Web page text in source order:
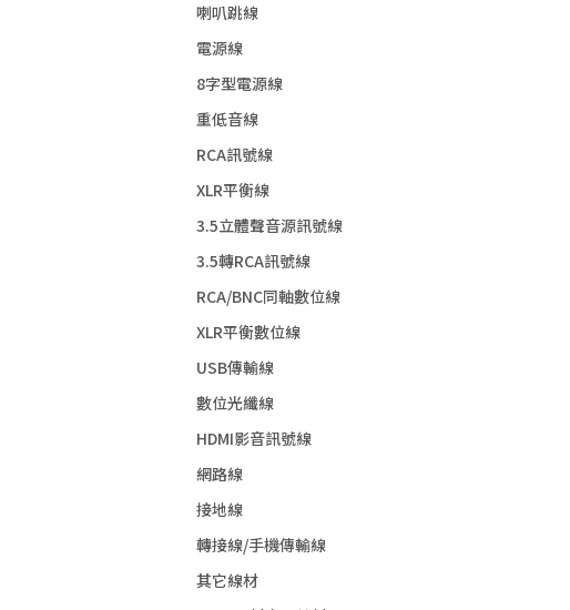
喇叭跳線
電源線
8字型電源線
重低音線
RCA訊號線
XLR平衡線
3.5立體聲音源訊號線
3.5轉RCA訊號線
RCA/BNC同軸數位線
XLR平衡數位線
USB傳輸線
數位光纖線
HDMI影音訊號線
網路線
接地線
轉接線/手機傳輸線
其它線材